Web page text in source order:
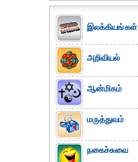
இலக்கியங்கள்
அறிவியல்
ஆன்மிகம்
மருத்துவம்
நகைச்சுவை